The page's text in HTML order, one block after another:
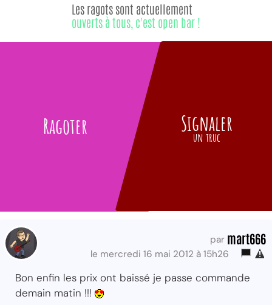
Ragoter
Les ragots sont actuellement
ouverts à tous, c'est open bar !
Signaler
un truc
par mart666
le mercredi 16 mai 2012 à 15h26
Bon enfin les prix ont baissé je passe commande
demain matin !!!